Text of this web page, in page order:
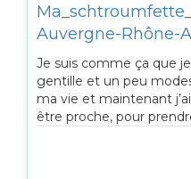
Auvergne-Rhône-
Je suis comme ça que
gentille et un peu
ma vie et maintenant
être proche, pour